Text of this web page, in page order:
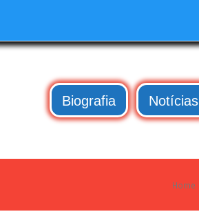
Biografia Notícias
Home